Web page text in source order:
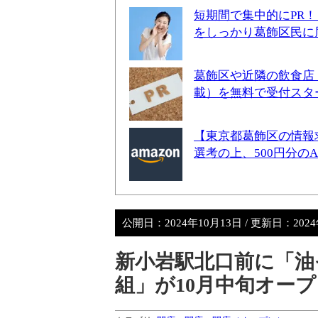
短期間で集中的にPR
をしっかり葛飾区民
葛飾区や近隣の飲食
載）を無料で受付スタ
【東京都葛飾区の情
選考の上、500円分の
公開日： 2024年10月13日 / 更新日：
新小岩駅北口前に「
組」が10月中旬オー